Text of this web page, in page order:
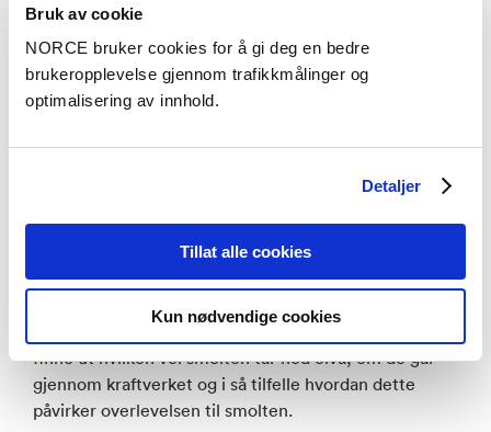
Bruk av cookie
NORCE bruker cookies for å gi deg en bedre
brukeropplevelse gjennom trafikkmålinger og
optimalisering av innhold.
Detaljer
Tillat alle cookies
Kun nødvendige cookies
Hva gjør vi og hvordan?
- Merkene sender ut lydsignal ca. en gang i minuttet,
og dersom dette blir plukket opp av lyttestasjonene
vassdraget. Vi har plassert en rekke lyttebøyer rundt
Dette fungerer på den måten at dersom en sender blir
plukket opp av tre eller flere lyttebøyer på en gang, så
kan man kalkulere ganske nøyaktig hvor smolten er,
akkurat som om det var et GPS-merke. Målet er å
finne ut hvilken vei smolten tar ned elva, om de går
gjennom kraftverket og i så tilfelle hvordan dette
påvirker overlevelsen til smolten.